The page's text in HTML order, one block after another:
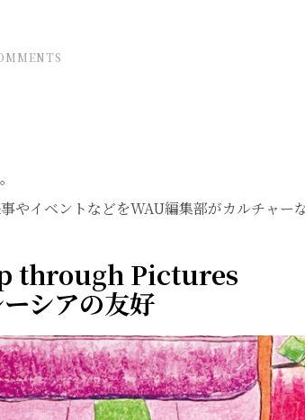
やイベントなどをWAU編集部がカルチャー
through Pictures
シアの友好